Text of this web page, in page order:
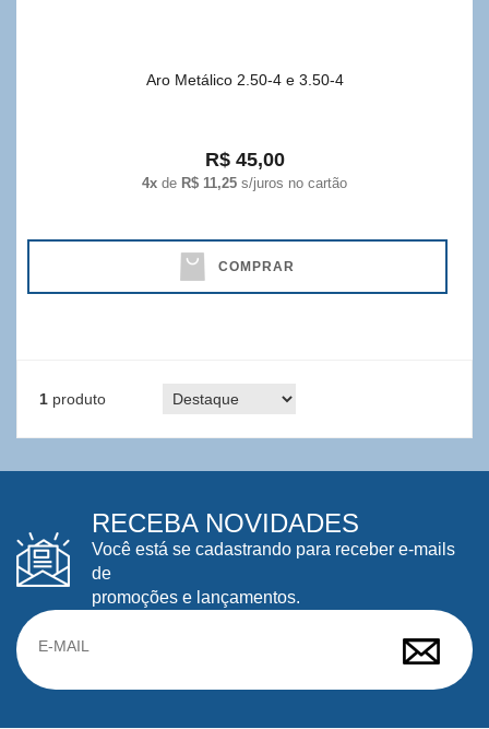
Aro Metálico 2.50-4 e 3.50-4
R$ 45,00
4x de R$ 11,25 s/juros no cartão
COMPRAR
1 produto
RECEBA NOVIDADES
Você está se cadastrando para receber e-mails
de
promoções e lançamentos.